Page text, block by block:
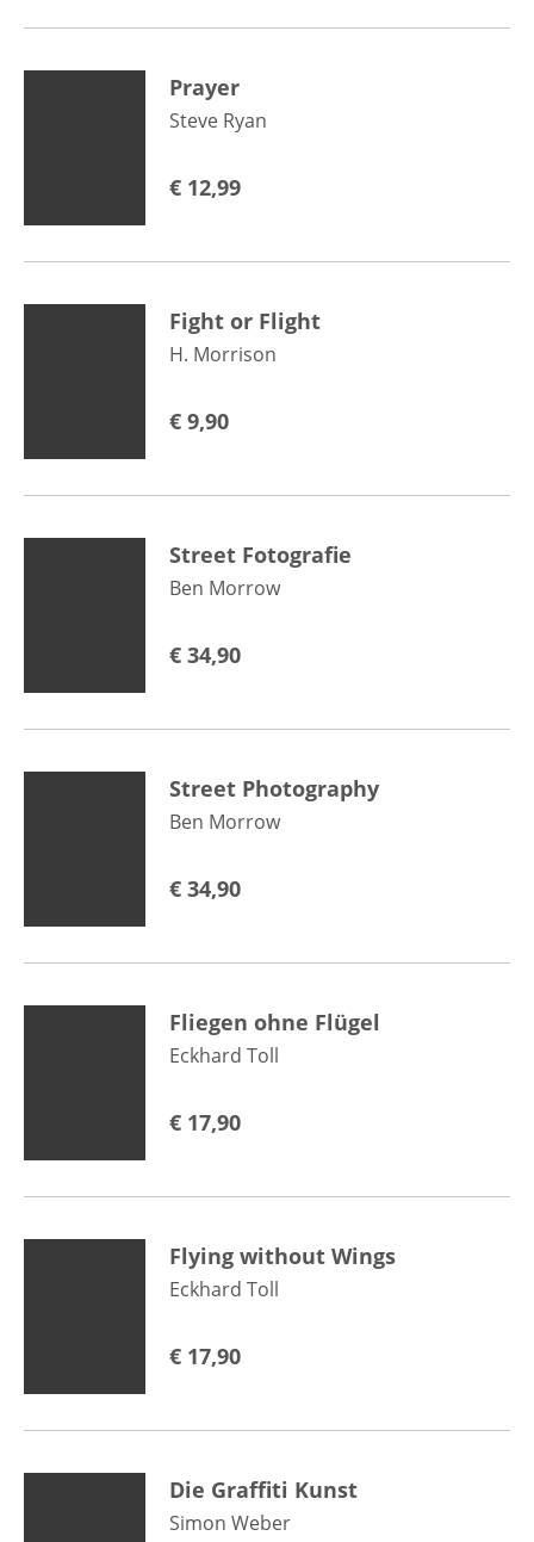
Prayer
Steve Ryan
€ 12,99
Fight or Flight
H. Morrison
€ 9,90
Street Fotografie
Ben Morrow
€ 34,90
Street Photography
Ben Morrow
€ 34,90
Fliegen ohne Flügel
Eckhard Toll
€ 17,90
Flying without Wings
Eckhard Toll
€ 17,90
Die Graffiti Kunst
Simon Weber